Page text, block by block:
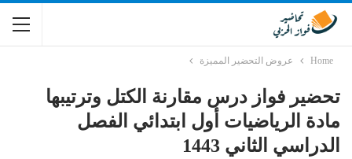
Home عروض التحضير المميزة
تحضير فواز درس مقارنة الكتل وترتيبها
مادة الرياضيات أول ابتدائي الفصل
الدراسي الثاني 1443